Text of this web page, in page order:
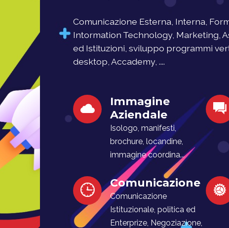
Comunicazione Esterna, Interna,
Intormation Technology, Marketing,
ed Istituzioni, sviluppo programmi
desktop, Accademy, ....
Immagine
Aziendale
Isologo, manifesti,
brochure, locandine,
immagine coordina...
Comunicazione
Comunicazione
Istituzionale, politica ed
Enterprize, Negoziazione,